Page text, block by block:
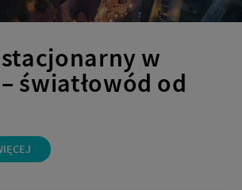
w
światłowód od